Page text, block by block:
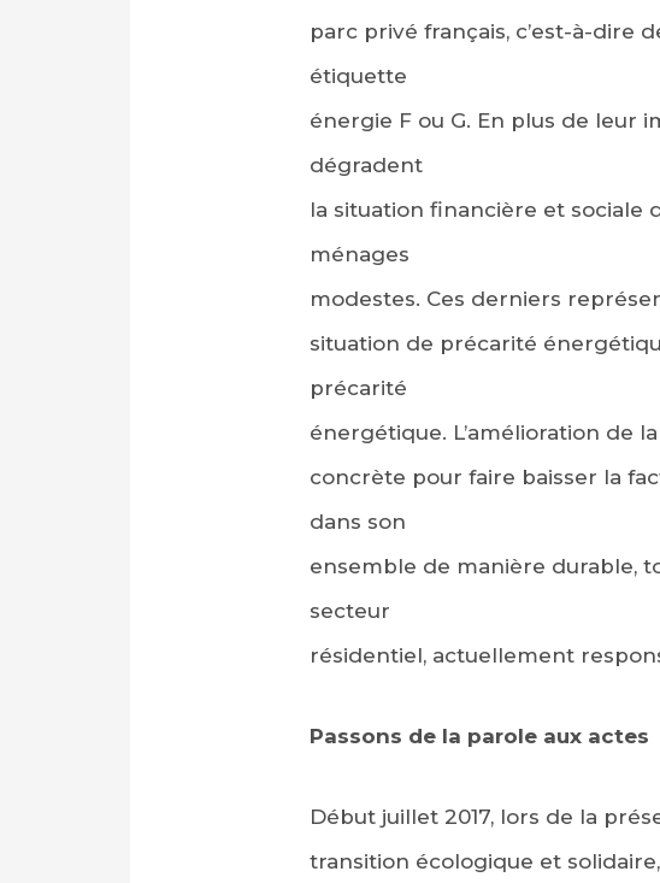
parc privé français, c’est-à-dire
étiquette
énergie F ou G. En plus de leur
dégradent
la situation financière et sociale
ménages
modestes. Ces derniers
situation de précarité
précarité
énergétique. L’amélioration de
concrète pour faire baisser la
dans son
ensemble de manière durable,
secteur
résidentiel, actuellement
Passons de la parole aux actes
Début juillet 2017, lors de la
transition écologique et